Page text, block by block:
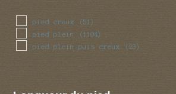
pied creux (51)
pied plein (1104)
pied plein puis creux (23)